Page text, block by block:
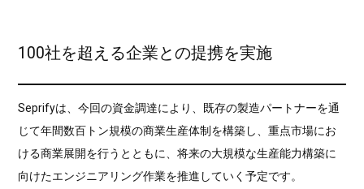
100社を超える企業との提携を実施
Seprifyは、今回の資金調達により、既存の製造パートナーを通
じて年間数百トン規模の商業生産体制を構築し、重点市場にお
ける商業展開を行うとともに、将来の大規模な生産能力構築に
向けたエンジニアリング作業を推進していく予定です。